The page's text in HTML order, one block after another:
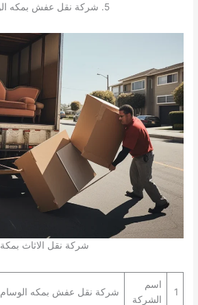
5. شركة نقل عفش بمكه الوسام
شركة نقل الاثاث بمكة
1
اسم
الشركة
شركة نقل عفش بمكه الوسام